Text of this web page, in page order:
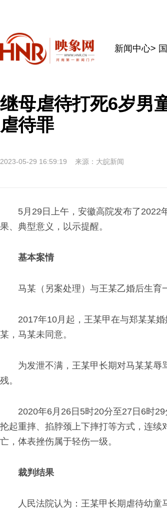
新闻中心>
继母虐待打死6岁男
虐待罪
2023-05-29 16:59:19 来源：大皖新闻
5月29日上午，安徽高院发布了2022
果、典型意义，以示提醒。
基本案情
马某（另案处理）与王某乙婚后生育
2017年10月起，王某甲在与郑某某
某，马某未同意。
为发泄不满，王某甲长期对马某某
残。
2020年6月26日5时20分至27日6时
抡起重摔、掐脖颈上下摔打等方式，连
亡，体表挫伤属于轻伤一级。
裁判结果
人民法院认为：王某甲长期虐待幼